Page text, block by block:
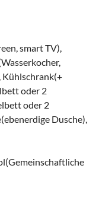
smart TV),
Kühlschrank(+
oder 2
oder 2
Dusche),